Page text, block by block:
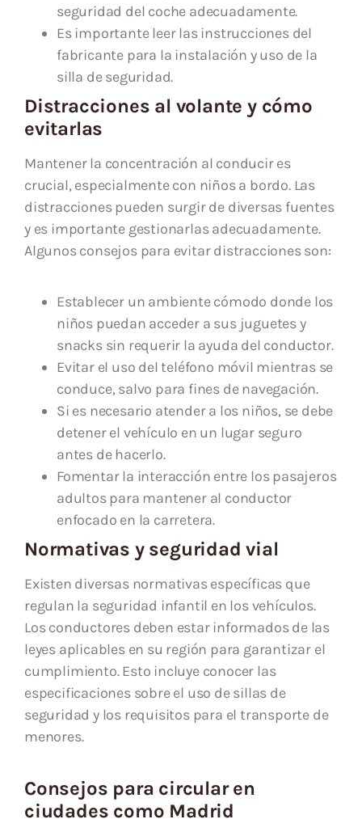
seguridad del coche adecuadamente.
Es importante leer las instrucciones del
fabricante para la instalación y uso de la
silla de seguridad.
Distracciones al volante y cómo
evitarlas
Mantener la concentración al conducir es
crucial, especialmente con niños a bordo. Las
distracciones pueden surgir de diversas fuentes
y es importante gestionarlas adecuadamente.
Algunos consejos para evitar distracciones son:
Establecer un ambiente cómodo donde los
niños puedan acceder a sus juguetes y
snacks sin requerir la ayuda del conductor.
Evitar el uso del teléfono móvil mientras se
conduce, salvo para fines de navegación.
Si es necesario atender a los niños, se debe
detener el vehículo en un lugar seguro
antes de hacerlo.
Fomentar la interacción entre los pasajeros
adultos para mantener al conductor
enfocado en la carretera.
Normativas y seguridad vial
Existen diversas normativas específicas que
regulan la seguridad infantil en los vehículos.
Los conductores deben estar informados de las
leyes aplicables en su región para garantizar el
cumplimiento. Esto incluye conocer las
especificaciones sobre el uso de sillas de
seguridad y los requisitos para el transporte de
menores.
Consejos para circular en
ciudades como Madrid